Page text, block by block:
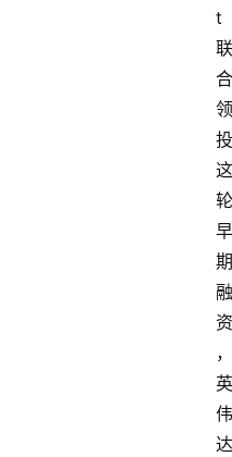
t
联
合
领
投
这
轮
早
期
融
资
，
英
伟
达